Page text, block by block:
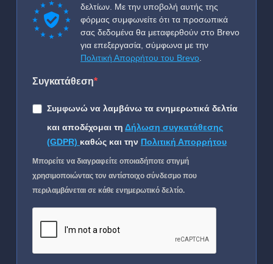
δελτίων. Με την υποβολή αυτής της
φόρμας συμφωνείτε ότι τα προσωπικά
σας δεδομένα θα μεταφερθούν στο Brevo
για επεξεργασία, σύμφωνα με την
Πολιτική Απορρήτου του Brevo
Συγκατάθεση
Συμφωνώ να λαμβάνω τα ενημερωτικά δελτία
και αποδέχομαι τη Δήλωση συγκατάθεσης
(GDPR) καθώς και την Πολιτική Απορρήτου
Μπορείτε να διαγραφείτε οποιαδήποτε στιγμή
χρησιμοποιώντας τον αντίστοιχο σύνδεσμο που
περιλαμβάνεται σε κάθε ενημερωτικό δελτίο.